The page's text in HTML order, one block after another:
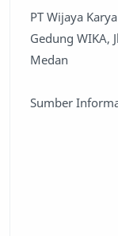
PT Wijaya
Gedung WIKA,
Medan
Sumber